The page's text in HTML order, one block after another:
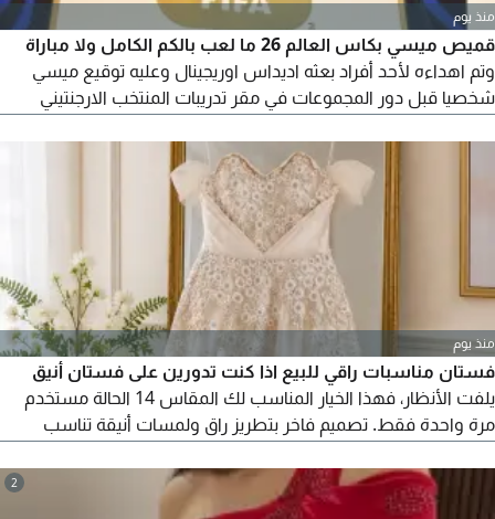
منذ يوم
قميص ميسي بكاس العالم 26 ما لعب بالكم الكامل ولا مباراة
وتم اهداءه لأحد أفراد بعثه اديداس اوريجينال وعليه توقيع ميسي
شخصيا قبل دور المجموعات في مقر تدريبات المنتخب الارجنتيني
من صديقي هذا مباشرة
منذ يوم
فستان مناسبات راقي للبيع اذا كنت تدورين على فستان أنيق
يلفت الأنظار، فهذا الخيار المناسب لك المقاس 14 الحالة مستخدم
مرة واحدة فقط. تصميم فاخر بتطريز راق ولمسات أنيقة تناسب
أرسل رسالة، فرصة للحصول على فستان مميز بسعر ممتاز
2